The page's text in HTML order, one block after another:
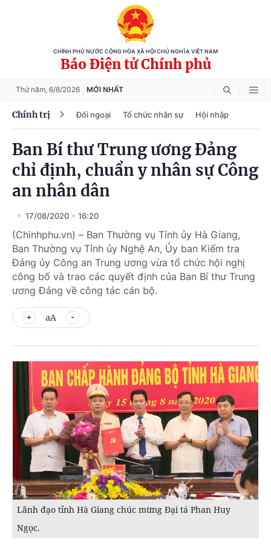
CHÍNH PHỦ NƯỚC CỘNG HÒA XÃ HỘI CHỦ NGHĨA VIỆT NAM
Báo Điện tử Chính phủ
Thứ năm, 6/8/2026 MỚI NHẤT
Chính trị Đối ngoại Tổ chức nhân sự Hội nhập
Ban Bí thư Trung ương Đảng
chỉ định, chuẩn y nhân sự Công
an nhân dân
17/08/2020 16:20
(Chinhphu.vn) – Ban Thường vụ Tỉnh ủy Hà Giang,
Ban Thường vụ Tỉnh ủy Nghệ An, Ủy ban Kiểm tra
Đảng ủy Công an Trung ương vừa tổ chức hội nghị
công bố và trao các quyết định của Ban Bí thư Trung
ương Đảng về công tác cán bộ.
aA
Lãnh đạo tỉnh Hà Giang chúc mừng Đại tá Phan Huy
Ngọc.